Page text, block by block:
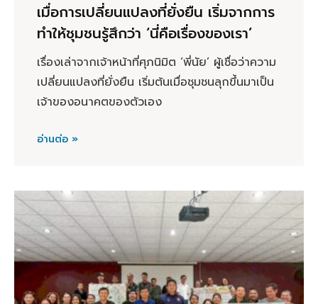
เมื่อการเปลี่ยนแปลงที่ยั่งยืน เริ่มจากการ
ทำให้ชุมชนรู้สึกว่า ‘นี่คือเรื่องของเรา’
เรื่องเล่าจากเจ้าหน้าที่ศุภนิมิต ‘พี่นัย’ ผู้เชื่อว่าความ
เปลี่ยนแปลงที่ยั่งยืน เริ่มต้นเมื่อชุมชนลุกขึ้นมาเป็น
เจ้าของอนาคตของตัวเอง
อ่านต่อ »